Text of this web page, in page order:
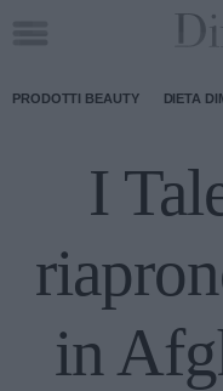
PRODOTTI BEAUTY DIETA
I
in